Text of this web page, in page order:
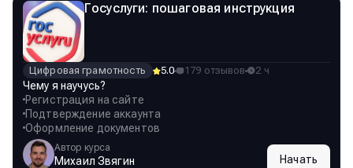
Госуслуги: пошаговая инструкция
Цифровая грамотность 5.0 179 отзывов 2 ч
Чему я научусь?
Регистрация на сайте
Подтверждение аккаунта
Оформление документов
Автор курса
Михаил Звягин Начать